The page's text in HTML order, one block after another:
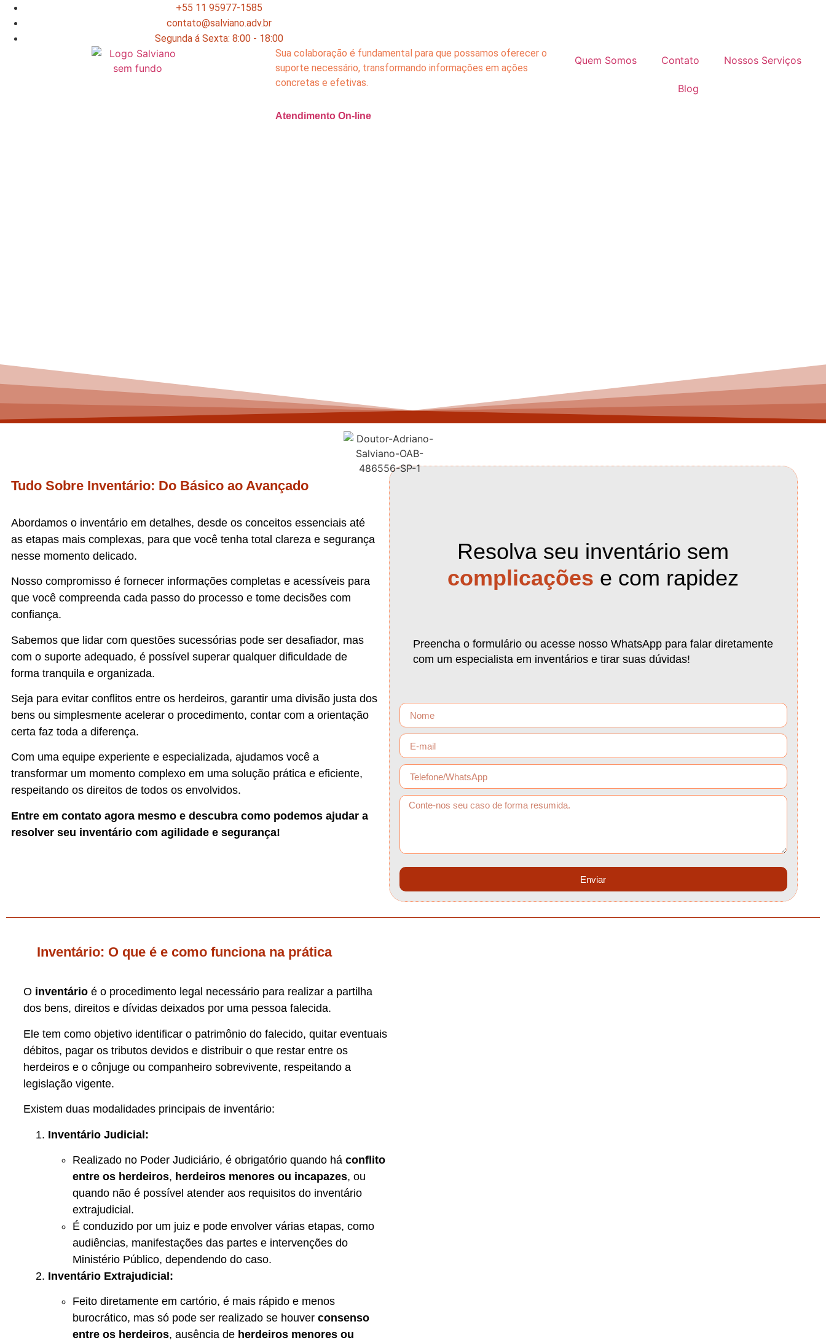
+55 11 95977-1585
contato@salviano.adv.br
Segunda á Sexta: 8:00 - 18:00
Sua colaboração é fundamental para que possamos oferecer o
suporte necessário, transformando informações em ações
concretas e efetivas.
Atendimento On-line
Quem Somos Contato Nossos Serviços
Blog
Tudo Sobre Inventário: Do Básico ao Avançado
Abordamos o inventário em detalhes, desde os conceitos essenciais até
as etapas mais complexas, para que você tenha total clareza e segurança
nesse momento delicado.
Nosso compromisso é fornecer informações completas e acessíveis para
que você compreenda cada passo do processo e tome decisões com
confiança.
Sabemos que lidar com questões sucessórias pode ser desafiador, mas
com o suporte adequado, é possível superar qualquer dificuldade de
forma tranquila e organizada.
Seja para evitar conflitos entre os herdeiros, garantir uma divisão justa dos
bens ou simplesmente acelerar o procedimento, contar com a orientação
certa faz toda a diferença.
Com uma equipe experiente e especializada, ajudamos você a
transformar um momento complexo em uma solução prática e eficiente,
respeitando os direitos de todos os envolvidos.
Entre em contato agora mesmo e descubra como podemos ajudar a
resolver seu inventário com agilidade e segurança!
Resolva seu inventário sem
complicações e com rapidez
Preencha o formulário ou acesse nosso WhatsApp para falar diretamente
com um especialista em inventários e tirar suas dúvidas!
Enviar
Inventário: O que é e como funciona na prática
O inventário é o procedimento legal necessário para realizar a partilha
dos bens, direitos e dívidas deixados por uma pessoa falecida.
Ele tem como objetivo identificar o patrimônio do falecido, quitar eventuais
débitos, pagar os tributos devidos e distribuir o que restar entre os
herdeiros e o cônjuge ou companheiro sobrevivente, respeitando a
legislação vigente.
Existem duas modalidades principais de inventário:
Inventário Judicial:
Realizado no Poder Judiciário, é obrigatório quando há conflito
entre os herdeiros, herdeiros menores ou incapazes, ou
quando não é possível atender aos requisitos do inventário
extrajudicial.
É conduzido por um juiz e pode envolver várias etapas, como
audiências, manifestações das partes e intervenções do
Ministério Público, dependendo do caso.
Inventário Extrajudicial:
Feito diretamente em cartório, é mais rápido e menos
burocrático, mas só pode ser realizado se houver consenso
entre os herdeiros, ausência de herdeiros menores ou